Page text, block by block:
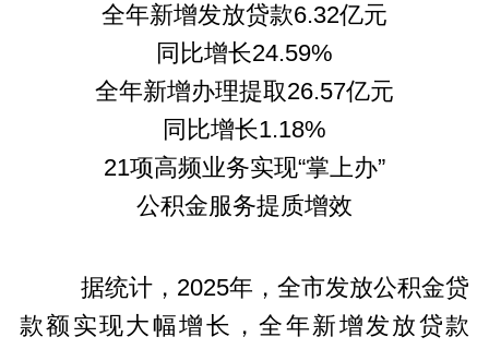
全年新增发放贷款6.32亿元
同比增长24.59%
全年新增办理提取26.57亿元
同比增长1.18%
21项高频业务实现“掌上办”
公积金服务提质增效
据统计，2025年，全市发放公积金贷
款额实现大幅增长，全年新增发放贷款